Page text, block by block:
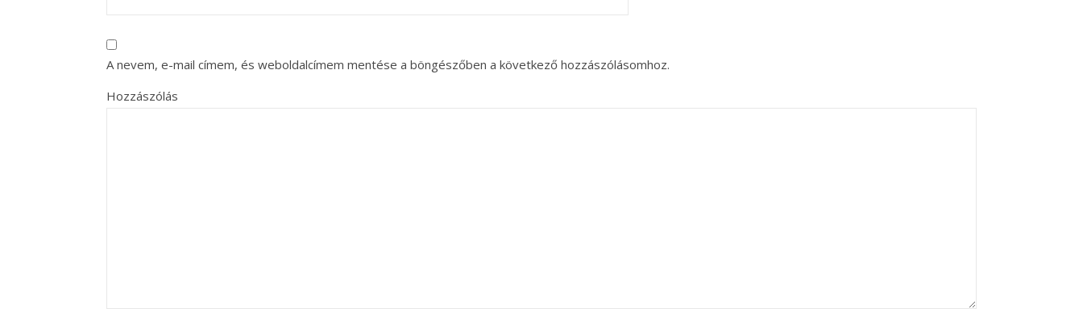
A nevem, e-mail címem, és weboldalcímem mentése a böngészőben a következő hozzászólásomhoz.
Hozzászólás